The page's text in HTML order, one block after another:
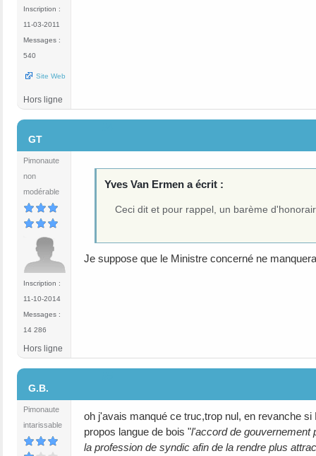
Inscription :
11-03-2011
Messages :
540
Site Web
Hors ligne
GT
Pimonaute
non
modérable
Inscription :
11-10-2014
Messages :
14 286
Yves Van Ermen a écrit :
Ceci dit et pour rappel, un barème
Je suppose que le Ministre concerné ne
Hors ligne
G.B.
Pimonaute
intarissable
oh j'avais manqué ce truc,trop nul, en revanche
propos langue de bois "l'accord de gouvernement
la profession de syndic afin de la rendre plus